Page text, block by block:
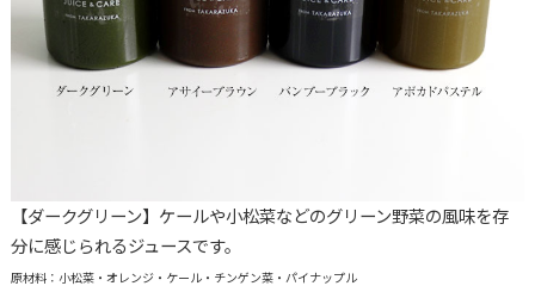
【ダークグリーン】ケールや小松菜などのグリーン野菜の風味を存
分に感じられるジュースです。
原材料：小松菜・オレンジ・ケール・チンゲン菜・パイナップル